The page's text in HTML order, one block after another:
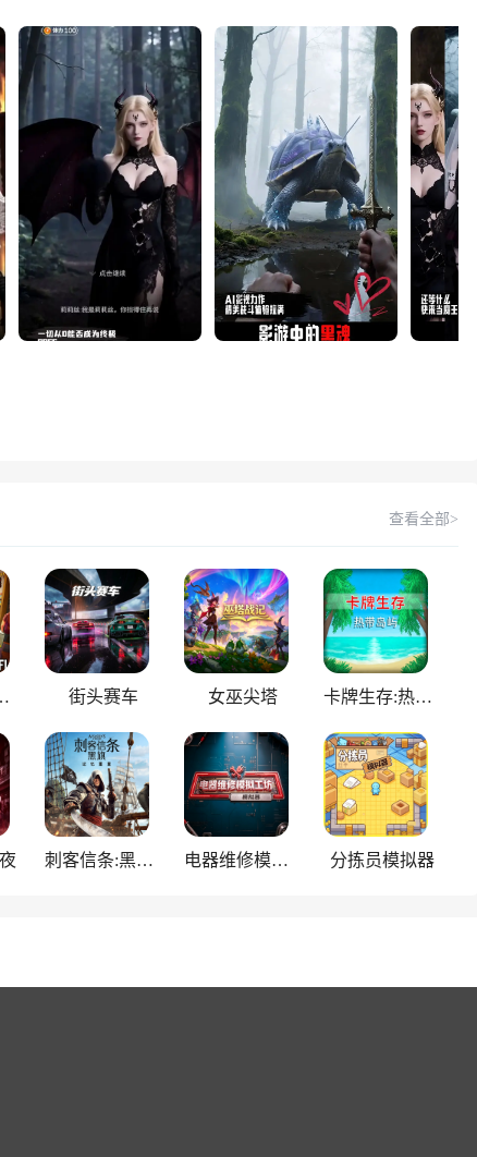
查看全部>
拟器 街头赛车 女巫尖塔 卡牌生存:热带岛屿
刺客信条:黑旗重制版 电器维修模拟工坊 分拣员模拟器